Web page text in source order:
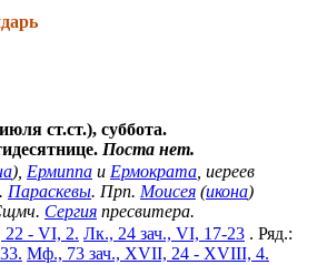
ст.ст.), суббота.
Поста нет.
), Ермиппа и Ермократа , иереев
Параскевы. Прп. Моисея (икона)
Сергия пресвитера.
22 - VI, 2. Лк., 24 зач., VI, 17-23 . Ряд.:
Мф., 73 зач., XVII, 24 - XVIII, 4.